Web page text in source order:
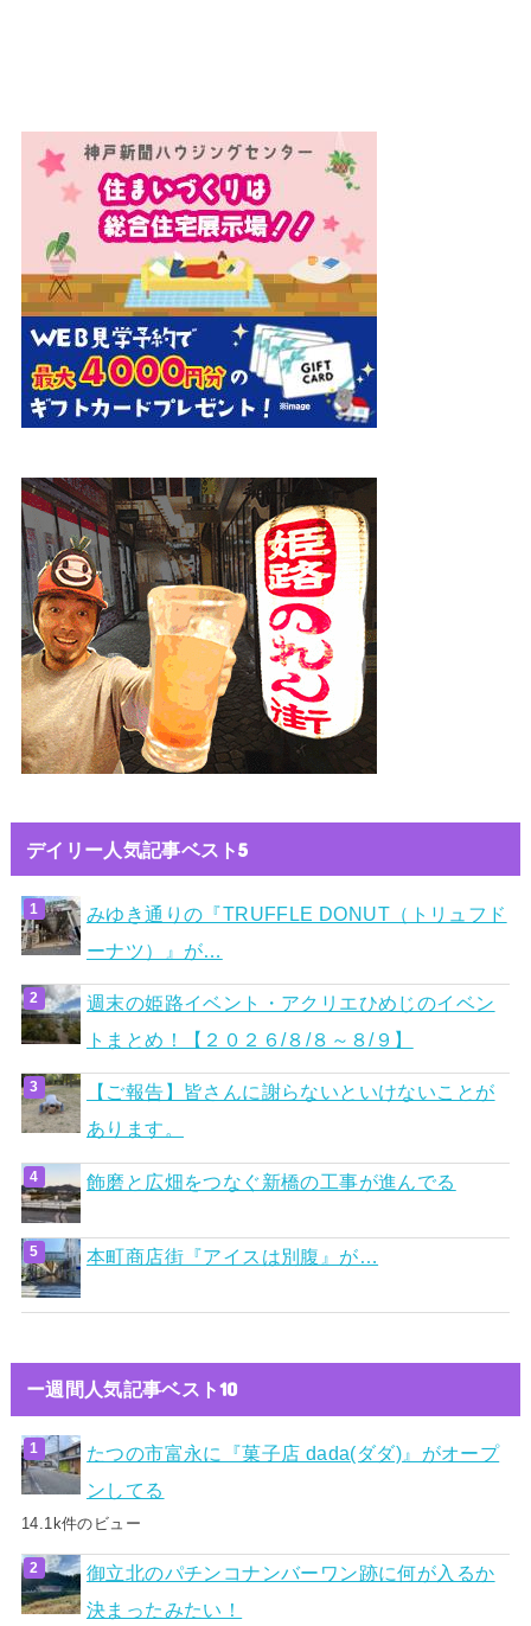
デイリー人気記事ベスト5
みゆき通りの『TRUFFLE DONUT（トリュフド
ーナツ）』が…
週末の姫路イベント・アクリエひめじのイベン
トまとめ！【２０２６/８/８～８/９】
【ご報告】皆さんに謝らないといけないことが
あります。
飾磨と広畑をつなぐ新橋の工事が進んでる
本町商店街『アイスは別腹』が…
ー週間人気記事ベスト10
たつの市富永に『菓子店 dada(ダダ)』がオープ
ンしてる
14.1k件のビュー
御立北のパチンコナンバーワン跡に何が入るか
決まったみたい！